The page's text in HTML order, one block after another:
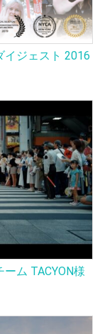
イジェスト 2016
ム TACYON様